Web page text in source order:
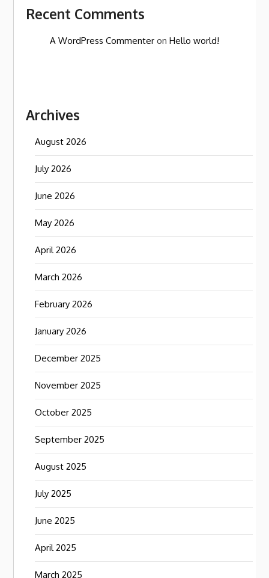
Recent Comments
A WordPress Commenter onHello world!
Archives
August 2026
July 2026
June 2026
May 2026
April 2026
March 2026
February 2026
January 2026
December 2025
November 2025
October 2025
September 2025
August 2025
July 2025
June 2025
April 2025
March 2025